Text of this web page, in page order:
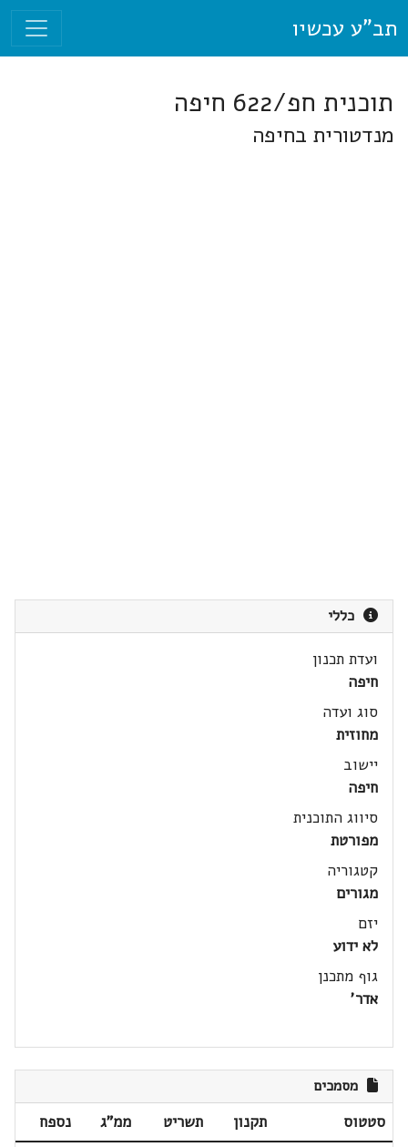
תב"ע עכשיו
תוכנית חפ/622 חיפה
מנדטורית בחיפה
כללי
ועדת תכנון
חיפה
סוג ועדה
מחוזית
יישוב
חיפה
סיווג התוכנית
מפורטת
קטגוריה
מגורים
יזם
לא ידוע
גוף מתכנן
אדר'
מסמכים
סטטוס תקנון תשריט ממ"ג
נספח